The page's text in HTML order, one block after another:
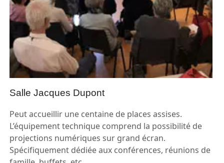
Salle Jacques Dupont
Peut accueillir une centaine de places assises.
L’équipement technique comprend la possibilité de
projections numériques sur grand écran.
Spécifiquement dédiée aux conférences, réunions de